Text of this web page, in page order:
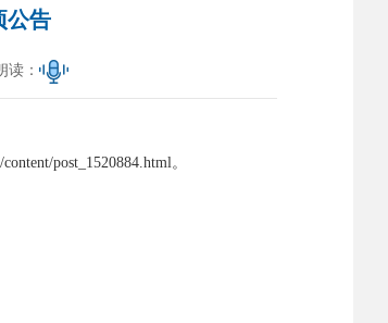
公告
读：
post_1520884.html。